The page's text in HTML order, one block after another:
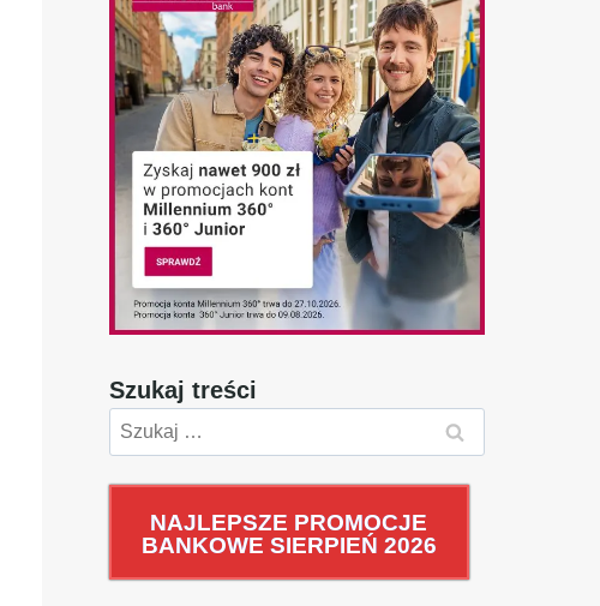
Szukaj treści
Szukaj:
NAJLEPSZE PROMOCJE
BANKOWE SIERPIEŃ 2026